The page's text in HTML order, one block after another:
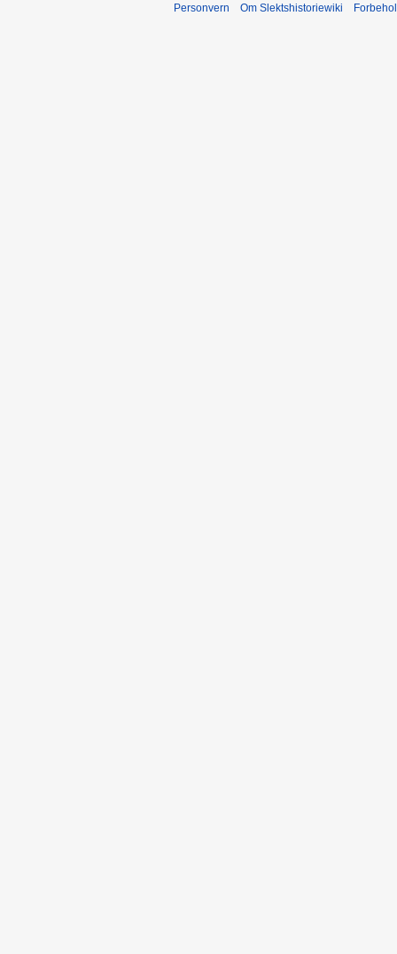
Personvern Om Slektshistoriewiki